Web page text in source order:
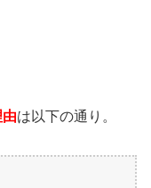
は以下の通り。